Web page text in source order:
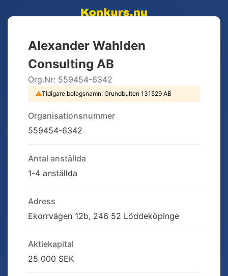
Alexander Wahlden
Consulting AB
Org.Nr: 559454-6342
⚠Tidigare bolagsnamn: Grundbulten 131529 AB
Organisationsnummer
559454-6342
Antal anställda
1-4 anställda
Adress
Ekorrvägen 12b, 246 52 Löddeköpinge
Aktiekapital
25 000 SEK